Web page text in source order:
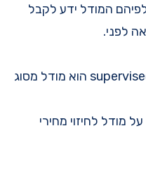
המודל ידע לקבל
לפני.
מודל לחיזוי מחירי